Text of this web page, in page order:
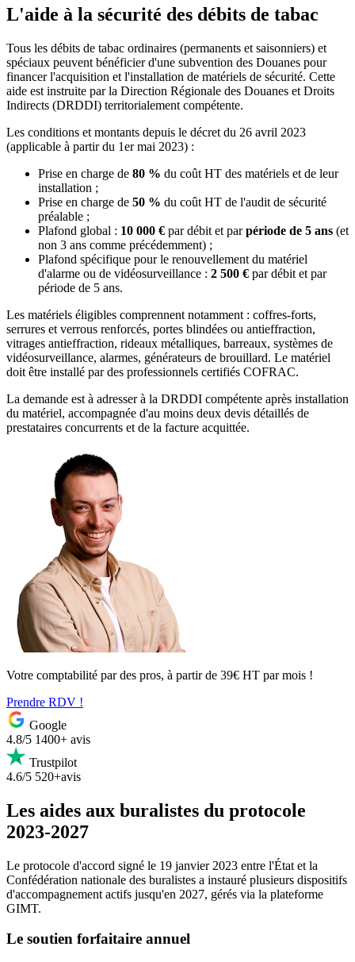
L'aide à la sécurité des débits de tabac
Tous les débits de tabac ordinaires (permanents et saisonniers) et
spéciaux peuvent bénéficier d'une subvention des Douanes pour
financer l'acquisition et l'installation de matériels de sécurité. Cette
aide est instruite par la Direction Régionale des Douanes et Droits
Indirects (DRDDI) territorialement compétente.
Les conditions et montants depuis le décret du 26 avril 2023
(applicable à partir du 1er mai 2023) :
Prise en charge de 80 % du coût HT des matériels et de leur
installation ;
Prise en charge de 50 % du coût HT de l'audit de sécurité
préalable ;
Plafond global : 10 000 € par débit et parpériode de 5 ans (et
non 3 ans comme précédemment) ;
Plafond spécifique pour le renouvellement du matériel
d'alarme ou de vidéosurveillance : 2 500 € par débit et par
période de 5 ans.
Les matériels éligibles comprennent notamment : coffres-forts,
serrures et verrous renforcés, portes blindées ou antieffraction,
vitrages antieffraction, rideaux métalliques, barreaux, systèmes de
vidéosurveillance, alarmes, générateurs de brouillard. Le matériel
doit être installé par des professionnels certifiés COFRAC.
La demande est à adresser à la DRDDI compétente après installation
du matériel, accompagnée d'au moins deux devis détaillés de
prestataires concurrents et de la facture acquittée.
Votre comptabilité par des pros, à partir de 39€ HT par mois !
Prendre RDV !
Google
4.8/5 1400+ avis
Trustpilot
4.6/5 520+avis
Les aides aux buralistes du protocole
2023-2027
Le protocole d'accord signé le 19 janvier 2023 entre l'État et la
Confédération nationale des buralistes a instauré plusieurs dispositifs
d'accompagnement actifs jusqu'en 2027, gérés via la plateforme
GIMT.
Le soutien forfaitaire annuel